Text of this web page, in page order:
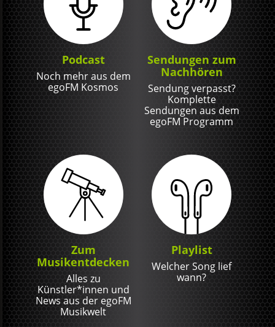
Podcast
Noch mehr aus dem
egoFM Kosmos
Sendungen zum
Nachhören
Sendung verpasst?
Komplette
Sendungen aus dem
egoFM Programm
Zum
Musikentdecken
Alles zu
Künstler*innen und
News aus der egoFM
Musikwelt
Playlist
Welcher Song lief
wann?